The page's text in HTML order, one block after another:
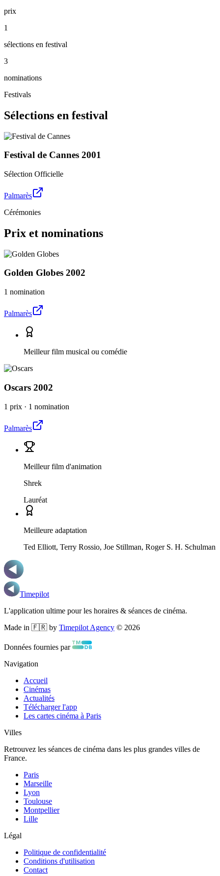
prix
1
sélections en festival
3
nominations
Festivals
Sélections en festival
Festival de Cannes 2001
Sélection Officielle
Palmarès
Cérémonies
Prix et nominations
Golden Globes 2002
1 nomination
Palmarès
Meilleur film musical ou comédie
Oscars 2002
1 prix · 1 nomination
Palmarès
Meilleur film d'animation
Shrek
Lauréat
Meilleure adaptation
Ted Elliott, Terry Rossio, Joe Stillman, Roger S. H. Schulman
Timepilot
L'application ultime pour les horaires & séances de cinéma.
Made in 🇫🇷 by Timepilot Agency © 2026
Données fournies par
Navigation
Accueil
Cinémas
Actualités
Télécharger l'app
Les cartes cinéma à Paris
Villes
Retrouvez les séances de cinéma dans les plus grandes villes de
France.
Paris
Marseille
Lyon
Toulouse
Montpellier
Lille
Légal
Politique de confidentialité
Conditions d'utilisation
Contact